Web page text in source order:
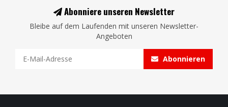
Abonniere unseren Newsletter
Bleibe auf dem Laufenden mit unseren Newsletter-
Angeboten
Abonnieren